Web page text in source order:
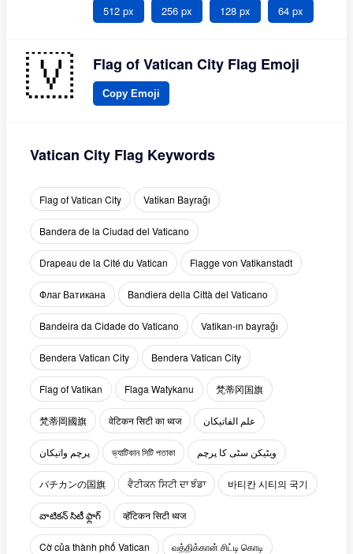
512 px 256 px 128 px 64 px
Flag of Vatican City Flag Emoji
Copy Emoji
Vatican City Flag Keywords
Flag of Vatican City Vatikan Bayrağı
Bandera de la Ciudad del Vaticano
Drapeau de la Cité du Vatican Flagge von Vatikanstadt
Флаг Ватикана Bandiera della Città del Vaticano
Bandeira da Cidade do Vaticano Vatikan-ın bayrağı
Bendera Vatican City Bendera Vatican City
Flag of Vatikan Flaga Watykanu 梵蒂冈国旗
梵蒂岡國旗 वेटिकन सिटी का ध्वज علم الفاتيكان
پرچم واتیکان ভ্যাটিকান সিটি পতাকা ویٹیکن سٹی کا پرچم
バチカンの国旗 ਵੈਟੀਕਨ ਸਿਟੀ ਦਾ ਝੰਡਾ 바티칸 시티의 국기
వాటికన్ సిటీ ఫ్లాగ్ व्हॅटिकन सिटी ध्वज
Cờ của thành phố Vatican வத்திக்கான் சிட்டி கொடி